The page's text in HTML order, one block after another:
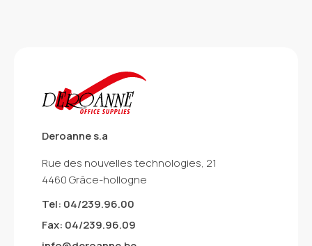
Deroanne s.a
Rue des nouvelles technologies, 21
4460 Grâce-hollogne
Tel: 04/239.96.00
Fax: 04/239.96.09